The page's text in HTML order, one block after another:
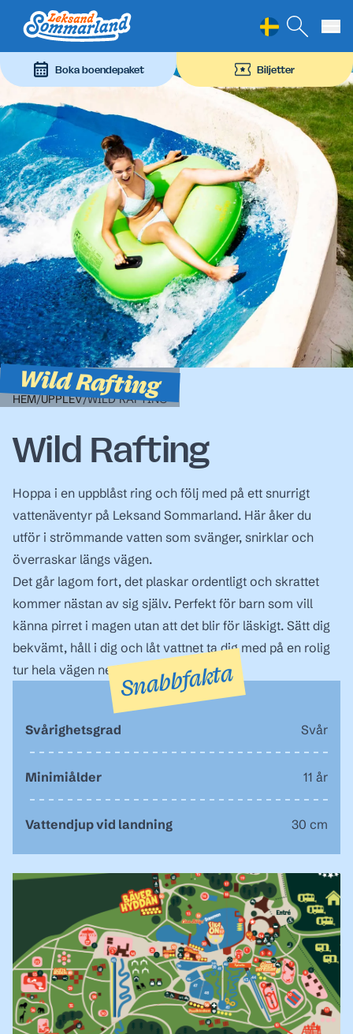
Hoppa till innehåll
Leksand Sommarland
Boka boendepaket Biljetter
Wild Rafting
HEM/UPPLEV/WILD RAFTING
Wild Rafting
Hoppa i en uppblåst ring och följ med på ett snurrigt
vattenäventyr på Leksand Sommarland. Här åker du
utför i strömmande vatten som svänger, snirklar och
överraskar längs vägen.
Det går lagom fort, det plaskar ordentligt och skrattet
kommer nästan av sig själv. Perfekt för barn som vill
känna pirret i magen utan att det blir för läskigt. Sätt dig
bekvämt, håll i dig och låt vattnet ta dig med på en rolig
tur hela vägen ner!Snabbfakta
Svårighetsgrad Svår
Minimiålder 11 år
Vattendjup vid landning 30 cm